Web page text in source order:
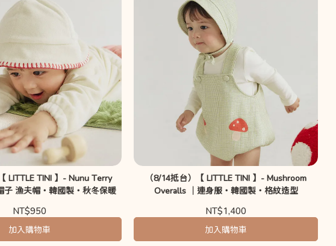
LITTLE TINI 】- Nunu Terry
子 漁夫帽・韓國製・秋冬保暖
NT$950
加入購物車
（8/14抵台）【 LITTLE TINI 】- Mushroom
Overalls ｜連身服・韓國製・格紋造型
NT$1,400
加入購物車